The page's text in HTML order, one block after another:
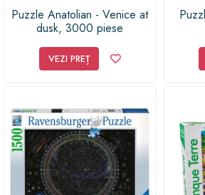
Puzzle Anatolian - Venice at
dusk, 3000 piese
VEZI PREȚ